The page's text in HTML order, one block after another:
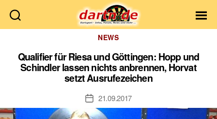
Dartn.de
Kategorien
NEWS
Qualifier für Riesa und Göttingen: Hopp und
Schindler lassen nichts anbrennen, Horvat
setzt Ausrufezeichen
Veröffentlichungsdatum
21.09.2017